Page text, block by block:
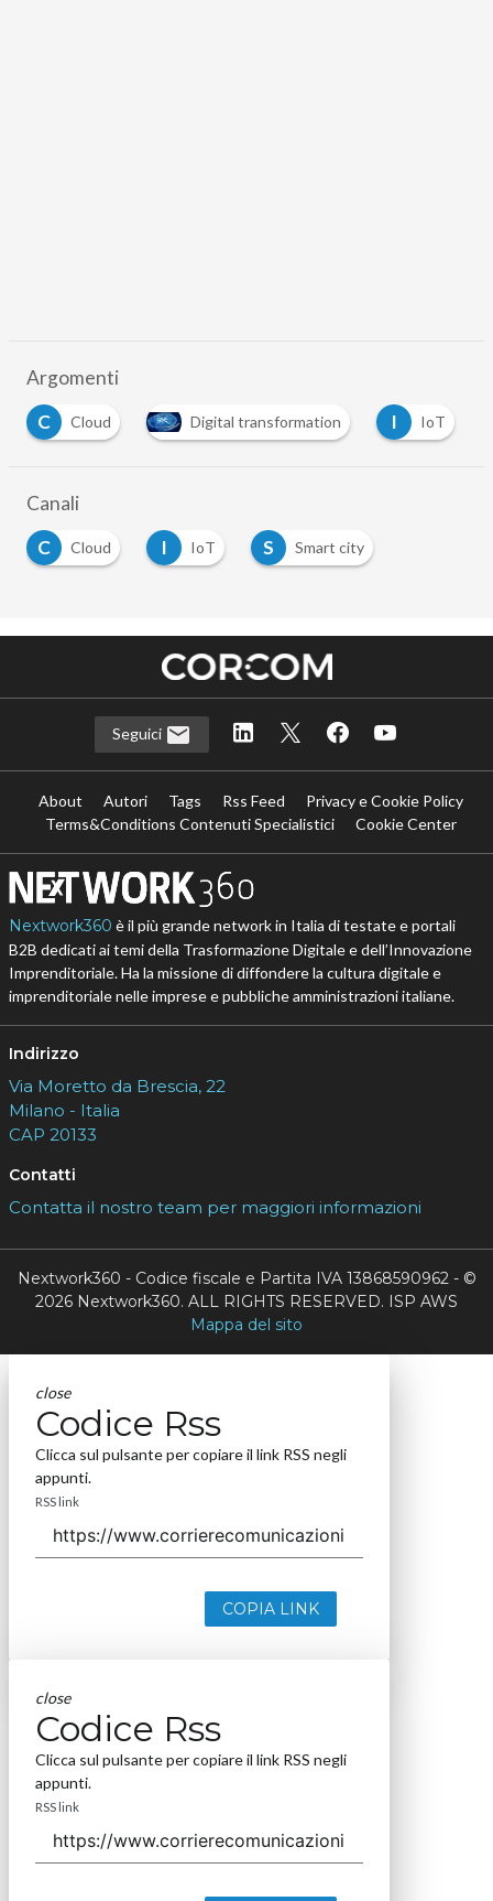
Argomenti
C
Cloud Digital transformation I IoT
Canali
C
Cloud I IoT S Smart city
Seguici
About Autori Tags Rss Feed
Privacy e Cookie Policy
Terms&Conditions Contenuti Specialistici
Cookie Center
Nextwork360 è il più grande network in Italia di testate e portali
B2B dedicati ai temi della Trasformazione Digitale e dell’Innovazione
Imprenditoriale. Ha la missione di diffondere la cultura digitale e
imprenditoriale nelle imprese e pubbliche amministrazioni italiane.
Indirizzo
Via Moretto da Brescia, 22
Milano - Italia
CAP 20133
Contatti
Contatta il nostro team per maggiori informazioni
Nextwork360 - Codice fiscale e Partita IVA 13868590962 - ©
2026 Nextwork360. ALL RIGHTS RESERVED. ISP AWS
Mappa del sito
close
Codice Rss
Clicca sul pulsante per copiare il link RSS negli
appunti.
RSS link
COPIA LINK
close
Codice Rss
Clicca sul pulsante per copiare il link RSS negli
appunti.
RSS link